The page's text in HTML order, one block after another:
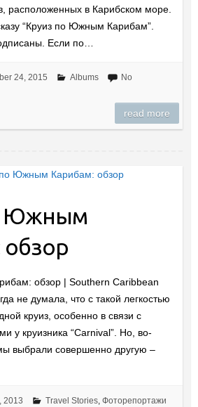
расположенных в Карибском море.
“Круиз по Южным Карибам”.
Если по…
24, 2015 Albums
No
read more
Южным
обзор
обзор | Southern Caribbean
не думала, что с такой легкостью
круиз, особенно в связи с
у круизника “Carnival”. Но, во-
выбрали совершенно другую –
2013 Travel Stories, Фоторепортажи